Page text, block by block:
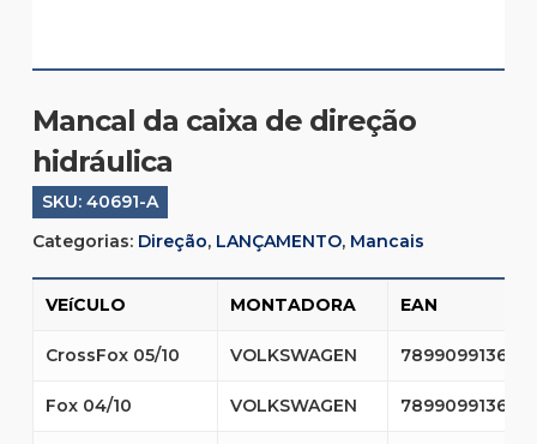
Mancal da caixa de direção
hidráulica
SKU: 40691-A
Categorias: Direção, LANÇAMENTO, Mancais
VEíCULO MONTADORA EAN
CrossFox 05/10 VOLKSWAGEN 7899099136317
Fox 04/10 VOLKSWAGEN 7899099136317